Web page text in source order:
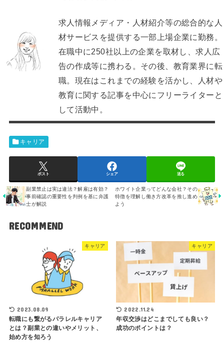
求人情報メディア・人材紹介等の総合的な人
材サービスを提供する一部上場企業に勤務。
在職中に250社以上の企業を取材し、求人広
告の作成等に携わる。その後、教育業界に転
職。現在はこれまでの経験を活かし、人材や
教育に関する記事を中心にフリーライターと
して活動中。
キャリア
ポスト シェア 送る
副業禁止は実は違法？解雇は有効？
事前確認の重要性を判例を基に弁護
士が解説
ホワイト企業ってどんな会社？その
特徴を理解し働き方改革を推し進め
よう
RECOMMEND
キャリア
2023.08.09
転職にも繋がるパラレルキャリア
とは？副業との違いやメリット、
始め方を知ろう
キャリア
2022.11.24
年収交渉はどこまでしても良い？
成功のポイントは？